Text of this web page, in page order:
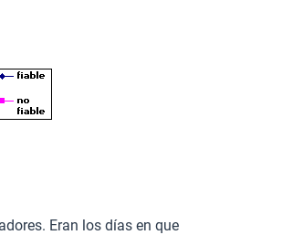
Eran los días en que